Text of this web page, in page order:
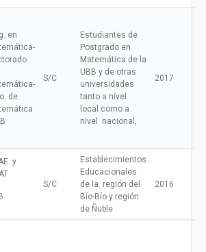
en
de
S/C
Estudiantes de
Postgrado en
Matemática de la
UBB y de otras
universidades
tanto a nivel
local como a
nivel nacional,
2017
y
S/C
Establecimientos
Educacionales
de la región del
Bío-Bío y región
de Ñuble
2016